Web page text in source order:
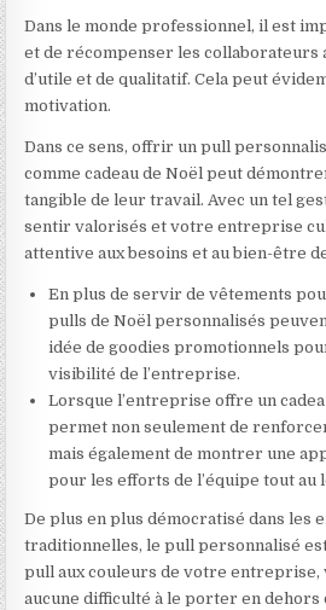
Dans le monde professionnel, il est
et de récompenser les collaborateurs
d’utile et de qualitatif. Cela peut
motivation.
Dans ce sens, offrir un pull
comme cadeau de Noël peut
tangible de leur travail. Avec un tel
sentir valorisés et votre entreprise
attentive aux besoins et au bien-être
En plus de servir de vêtements
pulls de Noël personnalisés
idée de goodies promotionnels
visibilité de l’entreprise.
Lorsque l’entreprise offre un
permet non seulement de
mais également de montrer une
pour les efforts de l’équipe tout au
De plus en plus démocratisé dans les
traditionnelles, le pull personnalisé
pull aux couleurs de votre entreprise,
aucune difficulté à le porter en dehors